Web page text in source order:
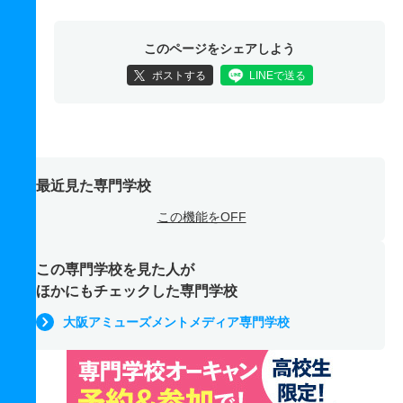
このページをシェアしよう
ポストする LINEで送る
最近見た専門学校
この機能をOFF
この専門学校を見た人が
ほかにもチェックした専門学校
大阪アミューズメントメディア専門学校